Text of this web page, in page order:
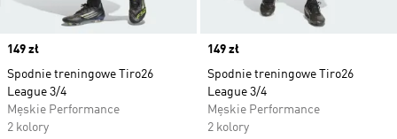
Price
149 zł
Spodnie treningowe Tiro26
League 3/4
Męskie Performance
2 kolory
Price
149 zł
Spodnie treningowe Tiro26
League 3/4
Męskie Performance
2 kolory